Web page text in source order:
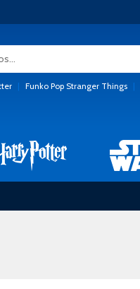
| Funko Pop Stranger Things |